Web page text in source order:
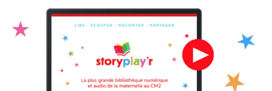
En famille
Quotidien et loisirs